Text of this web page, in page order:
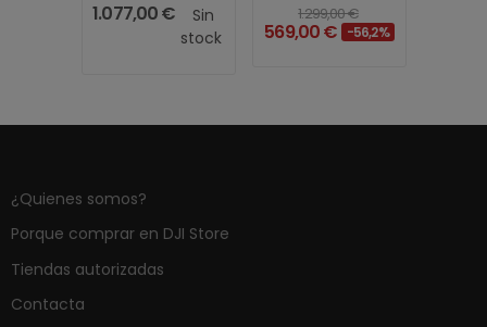
1.077,00 €
Sin
stock
1.299,00 €
569,00 € -56,2%
¿Quienes somos?
Porque comprar en DJI Store
Tiendas autorizadas
Contacta